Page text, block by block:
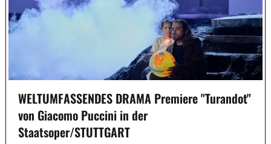
WELTUMFASSENDES DRAMA Premiere "Turandot"
von Giacomo Puccini in der
Staatsoper/STUTTGART